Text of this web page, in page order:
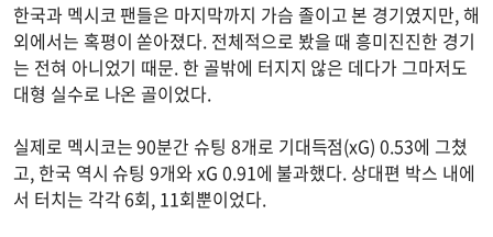
한국과 멕시코 팬들은 마지막까지 가슴 졸이고 본 경기였지만, 해
외에서는 혹평이 쏟아졌다. 전체적으로 봤을 때 흥미진진한 경기
는 전혀 아니었기 때문. 한 골밖에 터지지 않은 데다가 그마저도
대형 실수로 나온 골이었다.
실제로 멕시코는 90분간 슈팅 8개로 기대득점(xG) 0.53에 그쳤
고, 한국 역시 슈팅 9개와 xG 0.91에 불과했다. 상대편 박스 내에
서 터치는 각각 6회, 11회뿐이었다.